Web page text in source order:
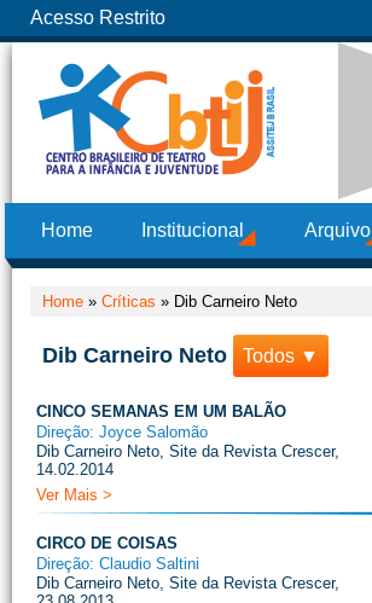
Acesso Restrito
Home Institucional Arquivo
Home » Críticas » Dib Carneiro Neto
Dib Carneiro Neto Todos ▼
CINCO SEMANAS EM UM BALÃO
Direção: Joyce Salomão
Dib Carneiro Neto, Site da Revista Crescer,
14.02.2014
Ver Mais >
CIRCO DE COISAS
Direção: Claudio Saltini
Dib Carneiro Neto, Site da Revista Crescer,